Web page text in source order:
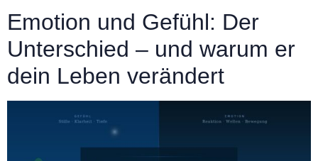
Emotion und Gefühl: Der
Unterschied – und warum er
dein Leben verändert